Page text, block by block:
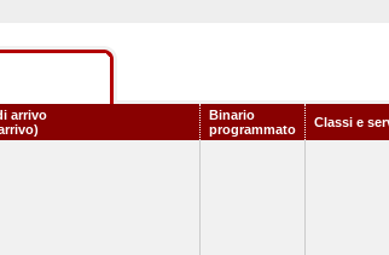
arrivo
Binario
programmato
Classi e